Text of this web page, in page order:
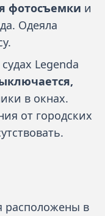
фотосъемки и
Одеяла
Legenda
в окнах.
от городских
расположены в